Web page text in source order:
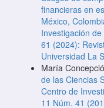
financieras en
México,
Investigación
61 (2024):
Universidad La
María
de las Ciencias
Centro de
11 Núm. 41